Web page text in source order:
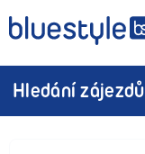
Hledání zájezdů